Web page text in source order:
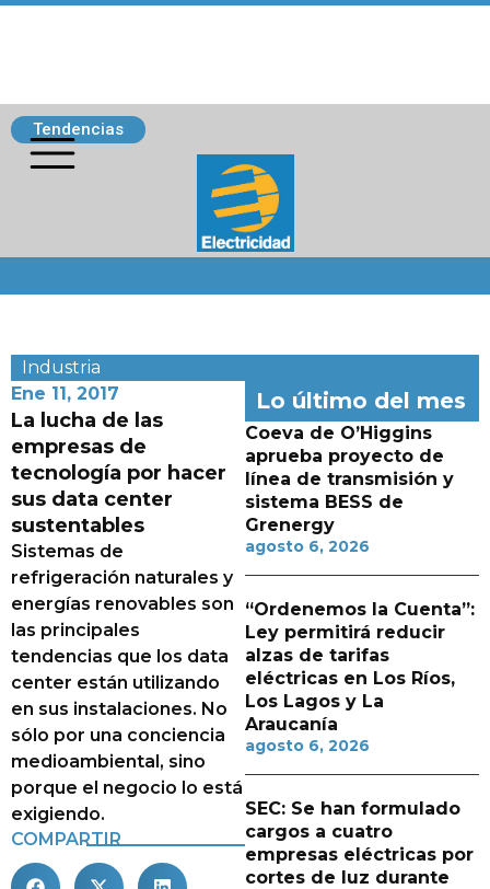
Tendencias
Industria
Ene 11, 2017
La lucha de las
empresas de
tecnología por hacer
sus data center
sustentables
Sistemas de
refrigeración naturales y
energías renovables son
las principales
tendencias que los data
center están utilizando
en sus instalaciones. No
sólo por una conciencia
medioambiental, sino
porque el negocio lo está
exigiendo.
COMPARTIR
Lo último del mes
Coeva de O’Higgins
aprueba proyecto de
línea de transmisión y
sistema BESS de
Grenergy
agosto 6, 2026
“Ordenemos la Cuenta”:
Ley permitirá reducir
alzas de tarifas
eléctricas en Los Ríos,
Los Lagos y La
Araucanía
agosto 6, 2026
SEC: Se han formulado
cargos a cuatro
empresas eléctricas por
cortes de luz durante